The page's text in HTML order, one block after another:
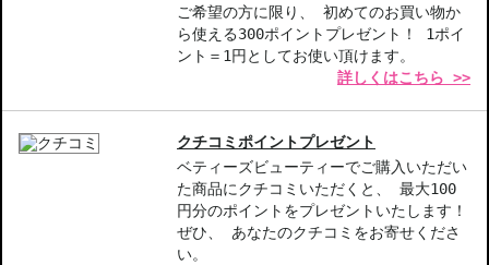
水)...オール スキンタイプのクラリファイングローション！
使用方法...1日2回ソープ洗顔後、コットンにローションをたっぷ
り含ませ、顔全体を優しく拭き取ります。目のまわりと唇は避けて
【ギフト好適品】
乾燥～混合肌専用-クラリファイングローション2は、透明感のある
オールスキンタイプ-クラリファイングローション1.0は、どんな肌
ご希望の方に限り、 初めてのお買い物か
ら使える300ポイントプレゼント！ 1ポイ
ント＝1円としてお使い頂けます。
詳しくはこちら >>
クチコミポイントプレゼント
ベティーズビューティーでご購入いただい
た商品にクチコミいただくと、 最大100
円分のポイントをプレゼントいたします！
ぜひ、 あなたのクチコミをお寄せくださ
い。